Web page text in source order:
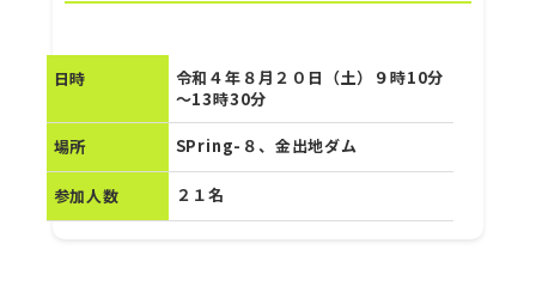
日時
令和４年８月２０日（土）９時10分
～13時30分
場所 SPring-８、金出地ダム
参加人数 ２１名